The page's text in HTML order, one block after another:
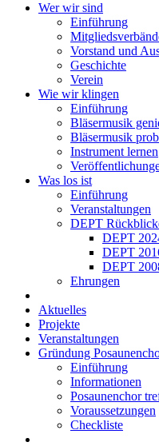
Wer wir sind
Einführung
Vorstand und
Geschichte
Verein
Wie wir klingen
Einführung
Bläsermusik
Bläsermusik
Instrument lernen
Was los ist
Einführung
Veranstaltungen
DEPT
DEPT
DEPT
DEPT
Ehrungen
Aktuelles
Projekte
Veranstaltungen
Gründung
Einführung
Informationen
Posaunenchor
Voraussetzungen
Checkliste